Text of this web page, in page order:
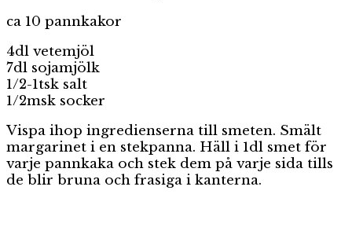
ca 10 pannkakor
4dl vetemjöl
7dl sojamjölk
1/2-1tsk salt
1/2msk socker
Vispa ihop ingredienserna till smeten. Smält
margarinet i en stekpanna. Häll i 1dl smet för
varje pannkaka och stek dem på varje sida tills
de blir bruna och frasiga i kanterna.